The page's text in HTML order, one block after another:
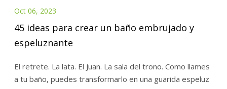
Oct 06, 2023
45 ideas para crear un baño embrujado y
espeluznante
El retrete. La lata. El Juan. La sala del trono. Como llames
a tu baño, puedes transformarlo en una guarida espeluz